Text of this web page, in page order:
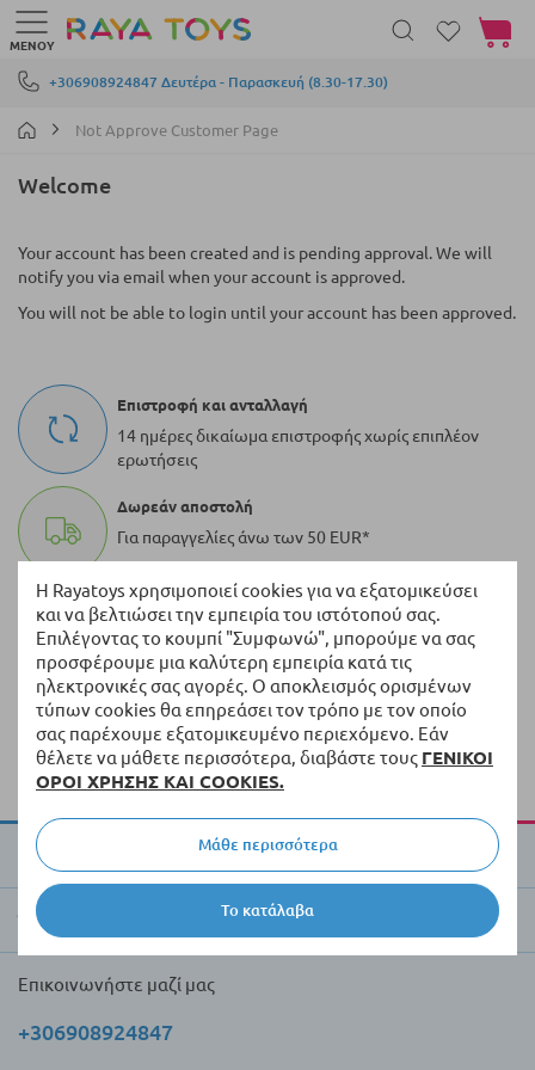
Η Rayatoys χρησιμοποιεί cookies για να εξατομικεύσει
και να βελτιώσει την εμπειρία του ιστότοπού σας.
Επιλέγοντας το κουμπί "Συμφωνώ", μπορούμε να σας
προσφέρουμε μια καλύτερη εμπειρία κατά τις
ηλεκτρονικές σας αγορές. Ο αποκλεισμός ορισμένων
τύπων cookies θα επηρεάσει τον τρόπο με τον οποίο
σας παρέχουμε εξατομικευμένο περιεχόμενο. Εάν
θέλετε να μάθετε περισσότερα, διαβάστε τους ΓΕΝΙΚΟΙ
ΟΡΟΙ ΧΡΗΣΗΣ ΚΑΙ COOKIES.
Το κατάλαβα
Μάθε περισσότερα
Μετάβαση στο περιεχόμενο
+306908924847 Δευτέρα - Παρασκευή (8.30-17.30)
ΜΕΝΟΎ
Το
Not Approve Customer Page
Welcome
Your account has been created and is pending approval. We will
notify you via email when your account is approved.
You will not be able to login until your account has been approved.
Επιστροφή και ανταλλαγή
14 ημέρες δικαίωμα επιστροφής χωρίς επιπλέον
ερωτήσεις
Δωρεάν αποστολή
Για παραγγελίες άνω των 50 EUR*
100.000+ προϊόντα
Μια ποικιλία από πρωτότυπα προϊόντα πάντα σε
απόθεμα
Γρήγορη διανομή
Παράδοση εντός 5 εργάσιμων ημερών από τα
διαθέσιμα προϊόντα
Για την Raya Toys
Έμποροι και πελάτες
Επικοινωνήστε μαζί μας
+306908924847